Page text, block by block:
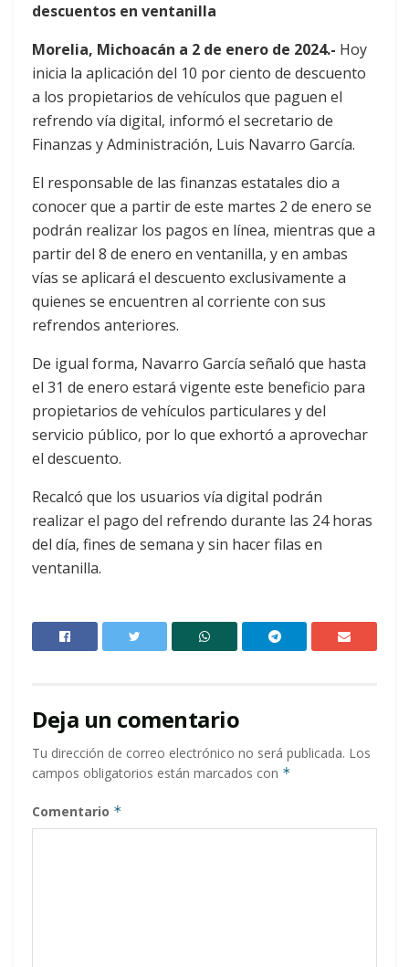
descuentos en ventanilla
Morelia, Michoacán a 2 de enero de 2024.- Hoy
inicia la aplicación del 10 por ciento de descuento
a los propietarios de vehículos que paguen el
refrendo vía digital, informó el secretario de
Finanzas y Administración, Luis Navarro García.
El responsable de las finanzas estatales dio a
conocer que a partir de este martes 2 de enero se
podrán realizar los pagos en línea, mientras que a
partir del 8 de enero en ventanilla, y en ambas
vías se aplicará el descuento exclusivamente a
quienes se encuentren al corriente con sus
refrendos anteriores.
De igual forma, Navarro García señaló que hasta
el 31 de enero estará vigente este beneficio para
propietarios de vehículos particulares y del
servicio público, por lo que exhortó a aprovechar
el descuento.
Recalcó que los usuarios vía digital podrán
realizar el pago del refrendo durante las 24 horas
del día, fines de semana y sin hacer filas en
ventanilla.
Deja un comentario
Tu dirección de correo electrónico no será publicada. Los
campos obligatorios están marcados con *
Comentario *